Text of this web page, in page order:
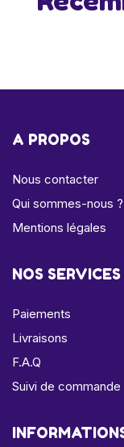
A PROPOS
Nous contacter
Qui sommes-nous ?
Mentions légales
NOS SERVICES
Paiements
Livraisons
F.A.Q
Suivi de commande